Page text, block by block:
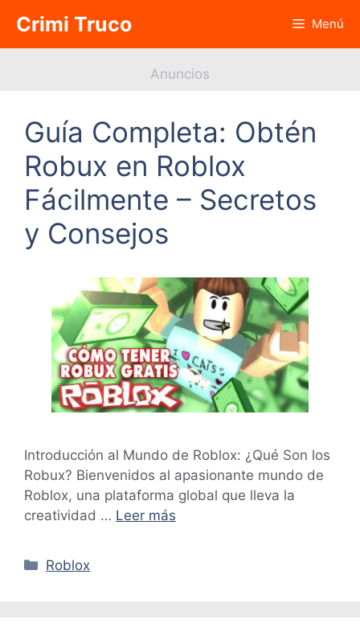
contenido
Crimi Truco Menú
Anuncios
Guía Completa: Obtén
Robux en Roblox
Fácilmente – Secretos
y Consejos
Introducción al Mundo de Roblox: ¿Qué Son los
Robux? Bienvenidos al apasionante mundo de
Roblox, una plataforma global que lleva la
creatividad … Leer más
Categorías
Roblox